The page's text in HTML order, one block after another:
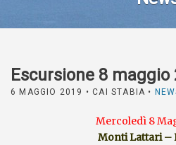
Escursione 8 maggio
6 MAGGIO 2019 • CAI STABIA •
Mercoledì 8
Monti Lattari –